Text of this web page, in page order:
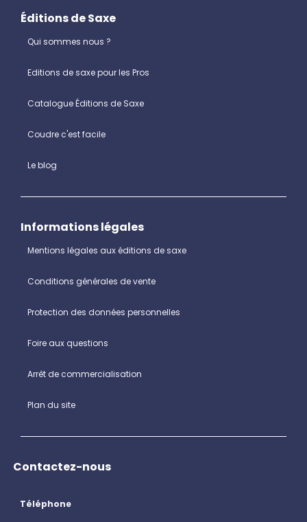
Éditions de Saxe
Qui sommes nous ?
Editions de saxe pour les Pros
Catalogue Éditions de Saxe
Coudre c'est facile
Le blog
Informations légales
Mentions légales aux éditions de saxe
Conditions générales de vente
Protection des données personnelles
Foire aux questions
Arrêt de commercialisation
Plan du site
Contactez-nous
Téléphone